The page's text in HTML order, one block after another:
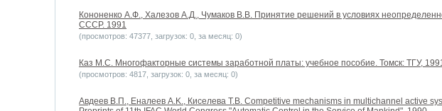
Кононенко А.Ф., Халезов А.Д., Чумаков В.В. Принятие решений в условиях
СССР. 1991
(просмотров: 47377, загрузок: 0, за месяц: 0)
Каз М.С. Многофакторные системы заработной платы: учебное пособие. Томск: ТГУ,
(просмотров: 4817, загрузок: 0, за месяц: 0)
Авдеев В.П., Еналеев A.K., Киселева Т.В. Competitive mechanisms in multichannel active